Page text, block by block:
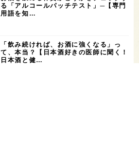
る「アルコールパッチテスト」─【専門
用語を知…
「飲み続ければ、お酒に強くなる」っ
て、本当？【日本酒好きの医師に聞く！
日本酒と健…